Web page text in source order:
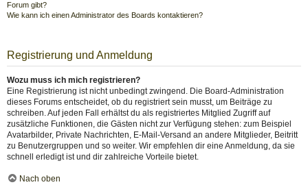
Forum gibt?
Wie kann ich einen Administrator des Boards kontaktieren?
Registrierung und Anmeldung
Wozu muss ich mich registrieren?
Eine Registrierung ist nicht unbedingt zwingend. Die Board-Administration
dieses Forums entscheidet, ob du registriert sein musst, um Beiträge zu
schreiben. Auf jeden Fall erhältst du als registriertes Mitglied Zugriff auf
zusätzliche Funktionen, die Gästen nicht zur Verfügung stehen: zum Beispiel
Avatarbilder, Private Nachrichten, E-Mail-Versand an andere Mitglieder, Beitritt
zu Benutzergruppen und so weiter. Wir empfehlen dir eine Anmeldung, da sie
schnell erledigt ist und dir zahlreiche Vorteile bietet.
Nach oben